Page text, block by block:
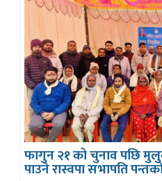
फागुन २१ को चुनाव पछि
पाउने रास्वपा सभापति